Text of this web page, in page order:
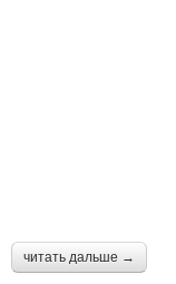
читать дальше →